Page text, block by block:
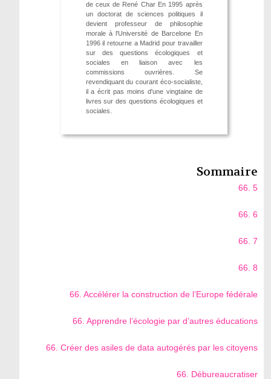
de ceux de René Char En 1995 après
un doctorat de sciences politiques il
devient professeur de philosophie
morale à l'Université de Barcelone En
1996 il retourne a Madrid pour travailler
sur des questions écologiques et
sociales en liaison avec les
commissions ouvrières. Se
revendiquant du courant éco-socialiste,
il a écrit pas moins d'une vingtaine de
livres sur des questions écologiques et
sociales.
Sommaire
66. 5
66. 6
66. 7
66. 8
66. Accélérer la construction de l’Europe fédérale
66. Apprendre l’écologie par d’autres éducations
66. Créer des asiles de data autogérés par les citoyens
66. Débureaucratiser